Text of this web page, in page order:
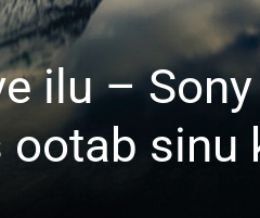
ilu –
ootab sinu